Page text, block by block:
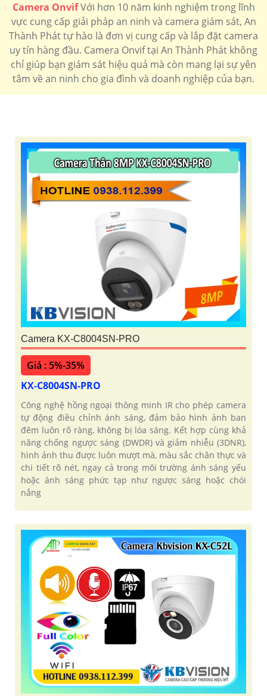
Camera OnvifVới hơn 10 năm kinh nghiệm trong lĩnh
vực cung cấp giải pháp an ninh và camera giám sát, An
Thành Phát tự hào là đơn vị cung cấp và lắp đặt camera
uy tín hàng đầu. Camera Onvif tại An Thành Phát không
chỉ giúp bạn giám sát hiệu quả mà còn mang lại sự yên
tâm về an ninh cho gia đình và doanh nghiệp của bạn.
Camera KX-C8004SN-PRO
Giá : 5%-35%
KX-C8004SN-PRO
Công nghệ hồng ngoại thông minh IR cho phép camera
tự động điều chỉnh ánh sáng, đảm bảo hình ảnh ban
đêm luôn rõ ràng, không bị lóa sáng. Kết hợp cùng khả
năng chống ngược sáng (DWDR) và giảm nhiễu (3DNR),
hình ảnh thu được luôn mượt mà, màu sắc chân thực và
chi tiết rõ nét, ngay cả trong môi trường ánh sáng yếu
hoặc ánh sáng phức tạp như ngược sáng hoặc chói
nắng